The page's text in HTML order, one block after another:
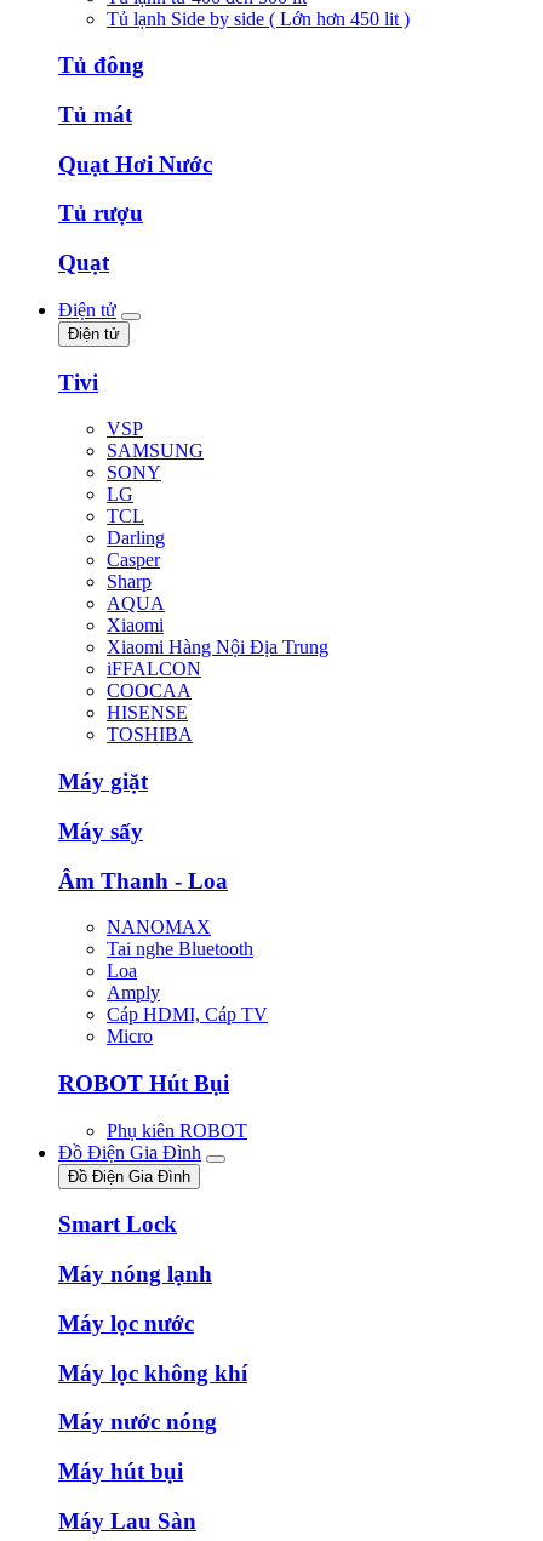
Tủ lạnh Side by side ( Lớn hơn 450 lit )
Tủ đông
Tủ mát
Quạt Hơi Nước
Tủ rượu
Quạt
Điện tử
Điện tử
Tivi
VSP
SAMSUNG
SONY
LG
TCL
Darling
Casper
Sharp
AQUA
Xiaomi
Xiaomi Hàng Nội Địa Trung
iFFALCON
COOCAA
HISENSE
TOSHIBA
Máy giặt
Máy sấy
Âm Thanh - Loa
NANOMAX
Tai nghe Bluetooth
Loa
Amply
Cáp HDMI, Cáp TV
Micro
ROBOT Hút Bụi
Phụ kiên ROBOT
Đồ Điện Gia Đình
Đồ Điện Gia Đình
Smart Lock
Máy nóng lạnh
Máy lọc nước
Máy lọc không khí
Máy nước nóng
Máy hút bụi
Máy Lau Sàn